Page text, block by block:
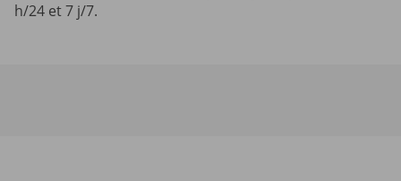
h/24 et 7 j/7.